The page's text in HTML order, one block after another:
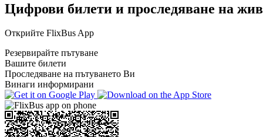
Цифрови билети и проследяване на
Открийте FlixBus App
Резервирайте пътуване
Вашите билети
Проследяване на пътуването Ви
Винаги информирани